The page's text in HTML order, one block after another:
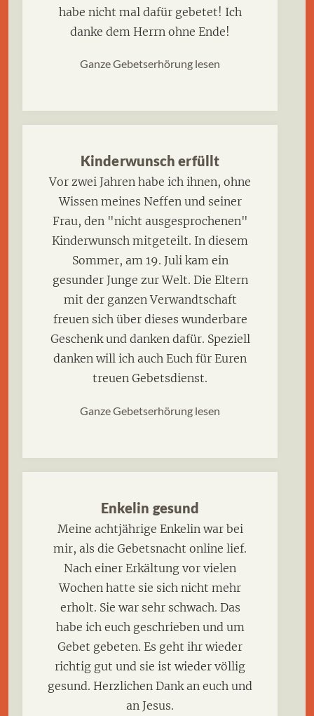
habe nicht mal dafür gebetet! Ich
danke dem Herrn ohne Ende!
Ganze Gebetserhörung lesen
Kinderwunsch erfüllt
Vor zwei Jahren habe ich ihnen, ohne
Wissen meines Neffen und seiner
Frau, den "nicht ausgesprochenen"
Kinderwunsch mitgeteilt. In diesem
Sommer, am 19. Juli kam ein
gesunder Junge zur Welt. Die Eltern
mit der ganzen Verwandtschaft
freuen sich über dieses wunderbare
Geschenk und danken dafür. Speziell
danken will ich auch Euch für Euren
treuen Gebetsdienst.
Ganze Gebetserhörung lesen
Enkelin gesund
Meine achtjährige Enkelin war bei
mir, als die Gebetsnacht online lief.
Nach einer Erkältung vor vielen
Wochen hatte sie sich nicht mehr
erholt. Sie war sehr schwach. Das
habe ich euch geschrieben und um
Gebet gebeten. Es geht ihr wieder
richtig gut und sie ist wieder völlig
gesund. Herzlichen Dank an euch und
an Jesus.